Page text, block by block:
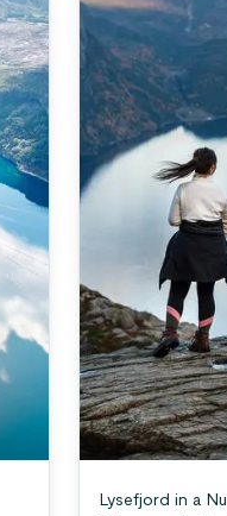
Lysefjord in a